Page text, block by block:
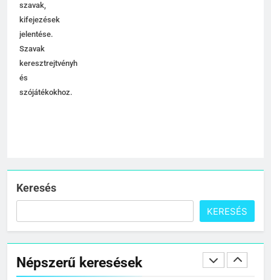
szavak,
kifejezések
jelentése.
Szavak
keresztrejtvényhez
és
szójátékokhoz.
Keresés
KERESÉS
Népszerű keresések
8
2
Cingár jelentése
C BETŰS SZAVAK JELENTÉSE